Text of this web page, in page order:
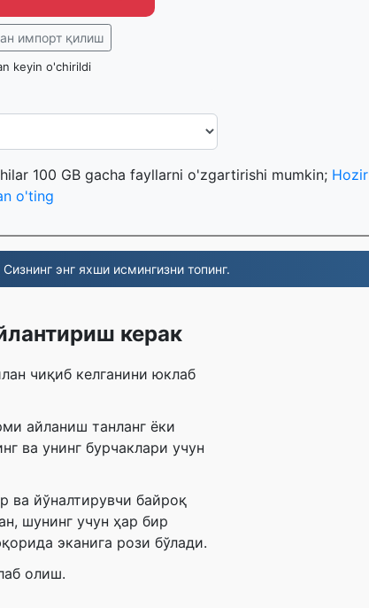
импорт қилиш
keyin o'chirildi
100 GB gacha fayllarni o'zgartirishi mumkin; Hozir
o'ting
энг яхши исмингизни топинг.
керак
чиқиб келганини юклаб
айланиш танланг ёки
ва унинг бурчаклари учун
ва йўналтирувчи байроқ
шунинг учун ҳар бир
эканига рози бўлади.
олиш.